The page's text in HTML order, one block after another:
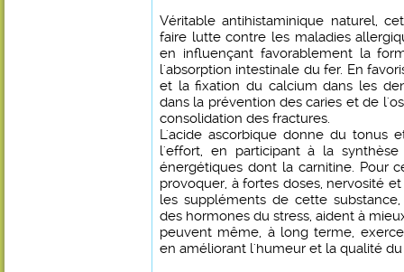
Véritable antihistaminique naturel,
faire lutte contre les maladies
en influençant favorablement la
l'absorption intestinale du fer. En
et la fixation du calcium dans les
dans la prévention des caries et de
consolidation des fractures.
L'acide ascorbique donne du tonus
l'effort, en participant à la
énergétiques dont la carnitine. Pour
provoquer, à fortes doses, nervosité
les suppléments de cette
des hormones du stress, aident à
peuvent même, à long terme,
en améliorant l'humeur et la qualité